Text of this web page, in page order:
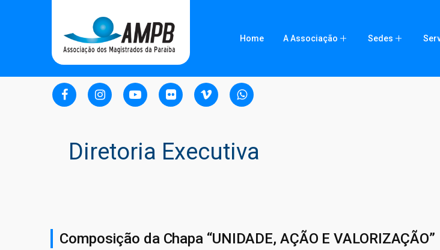
Home A Associação Sedes
Diretoria Executiva
Composição da Chapa “UNIDADE, AÇÃO E VALORIZAÇÃO”